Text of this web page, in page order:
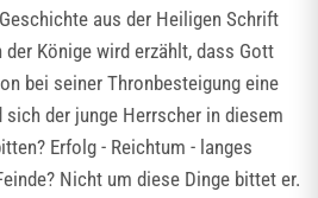
aus der Heiligen Schrift
der Könige wird erzählt, dass Gott
bei seiner Thronbesteigung eine
der junge Herrscher in diesem
Erfolg - Reichtum - langes
Nicht um diese Dinge bittet er.